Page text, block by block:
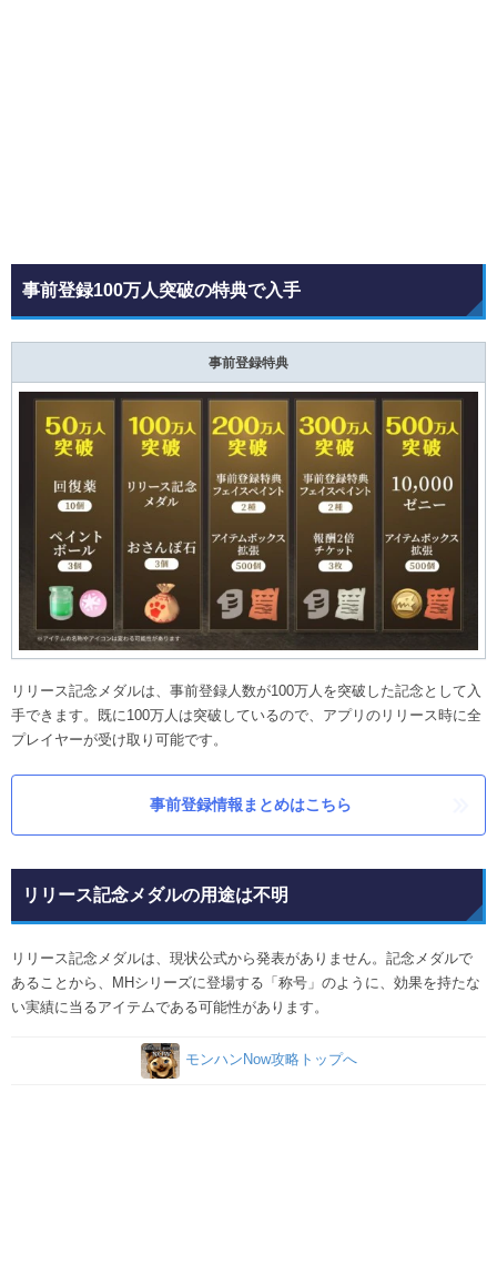
事前登録100万人突破の特典で入手
事前登録特典
リリース記念メダルは、事前登録人数が100万人を突破した記念として入
手できます。既に100万人は突破しているので、アプリのリリース時に全
プレイヤーが受け取り可能です。
事前登録情報まとめはこちら
リリース記念メダルの用途は不明
リリース記念メダルは、現状公式から発表がありません。記念メダルで
あることから、MHシリーズに登場する「称号」のように、効果を持たな
い実績に当るアイテムである可能性があります。
モンハンNow攻略トップへ